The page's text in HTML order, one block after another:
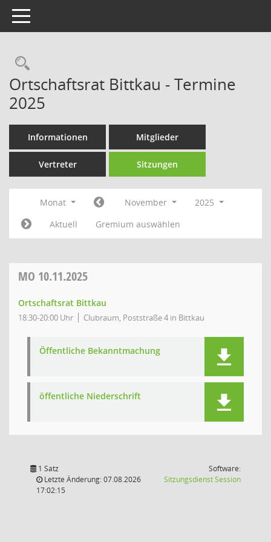
Toggle navigation
Rechercheauswahl
Ortschaftsrat Bittkau - Termine
2025
Informationen Mitglieder
Vertreter Sitzungen
Monat November
2025
Aktuell
Gremium auswählen
MO 10.11.2025
Ortschaftsrat Bittkau
18:30-20:00 Uhr Clubraum, Poststraße 4 in Bittkau
Öffentliche Bekanntmachung
öffentliche Niederschrift
1 Satz
Letzte Änderung: 07.08.2026
17:02:15
Software:
SitzungsdienstSession(Wird in